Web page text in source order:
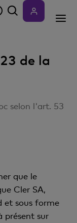
de la
selon l'art. 53
que le
Cler SA,
et sous forme
présent sur